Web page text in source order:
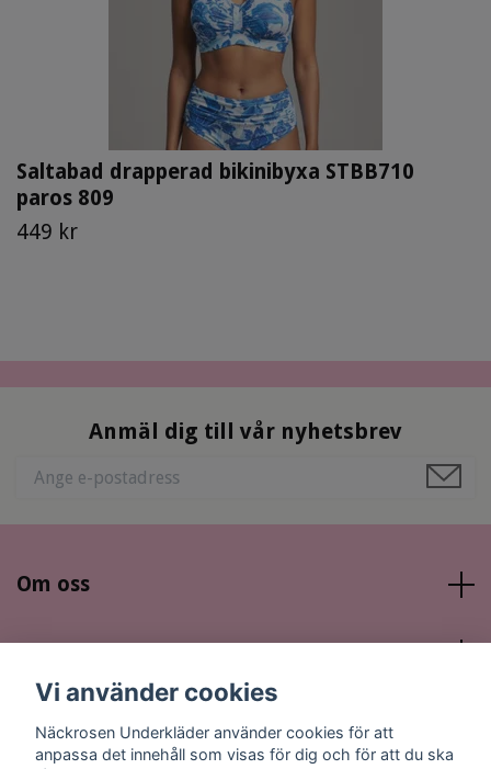
Saltabad drapperad bikinibyxa STBB710
paros 809
449 kr
Anmäl dig till vår nyhetsbrev
Om oss
Sociala medier
Vi använder cookies
Näckrosen Underkläder använder cookies för att
anpassa det innehåll som visas för dig och för att du ska